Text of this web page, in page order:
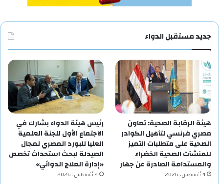
جديد مستقبل الدواء
هيئة الرقابة الصحية: تعاون
مصري فرنسي لتأهيل الكوادر
الصحية على متطلبات التميز
للمنشآت الصحية الخضراء
والمستدامة الصادرة عن جهار
4 أغسطس، 2026
رئيس هيئة الدواء بشارك في
الاجتماع الأول للجنة العلمية
العليا للبورد المصري لمجال
الصيدلة لبحث استحداث تخصص
«إدارة العلاج الدوائي»
4 أغسطس، 2026